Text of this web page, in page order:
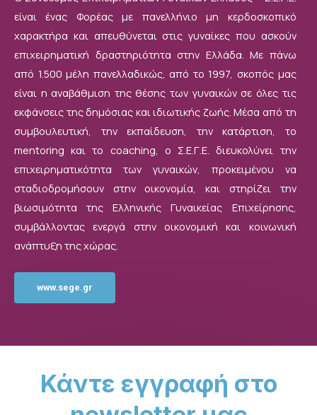
είναι ένας Φορέας με πανελλήνιο μη κερδοσκοπικό
χαρακτήρα και απευθύνεται στις γυναίκες που ασκούν
επιχειρηματική δραστηριότητα στην Ελλάδα. Με πάνω
από 1.500 μέλη πανελλαδικώς, από το 1997, σκοπός μας
είναι η αναβάθμιση της θέσης των γυναικών σε όλες τις
εκφάνσεις της δημόσιας και ιδιωτικής ζωής. Μέσα από τη
συμβουλευτική, την εκπαίδευση, την κατάρτιση, το
mentoring και το coaching, ο Σ.Ε.Γ.Ε. διευκολύνει την
επιχειρηματικότητα των γυναικών, προκειμένου να
σταδιοδρομήσουν στην οικονομία, και στηρίζει την
βιωσιμότητα της Ελληνικής Γυναικείας Επιχείρησης,
συμβάλλοντας ενεργά στην οικονομική και κοινωνική
ανάπτυξη της χώρας.
www.sege.gr
Κάντε εγγραφή στο